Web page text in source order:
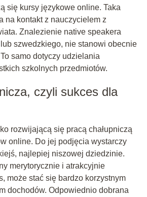
się kursy językowe online. Taka
na kontakt z nauczycielem z
Znalezienie native speakera
szwedzkiego, nie stanowi obecnie
samo dotyczy udzielania
szkolnych przedmiotów.
czyli sukces dla
rozwijającą się pracą chałupniczą
online. Do jej podjęcia wystarczy
najlepiej niszowej dziedzinie.
merytorycznie i atrakcyjnie
może stać się bardzo korzystnym
dochodów. Odpowiednio dobrana